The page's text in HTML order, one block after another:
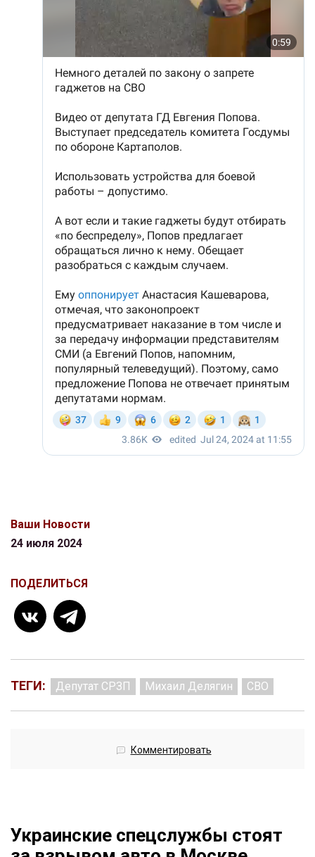
Ваши Новости
24 июля 2024
ПОДЕЛИТЬСЯ
ТЕГИ: Депутат СРЗП Михаил Делягин СВО
Комментировать
Украинские спецслужбы стоят